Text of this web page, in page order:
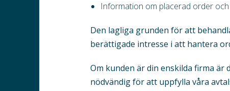
Information om placerad order
Den lagliga grunden för att
berättigade intresse i att hantera
Om kunden är din enskilda firma
nödvändig för att uppfylla våra